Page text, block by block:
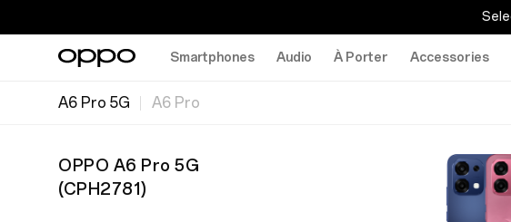
Smartphones Audio À Porter Accessories
A6 Pro 5G A6 Pro
OPPO A6 Pro 5G
(CPH2781)